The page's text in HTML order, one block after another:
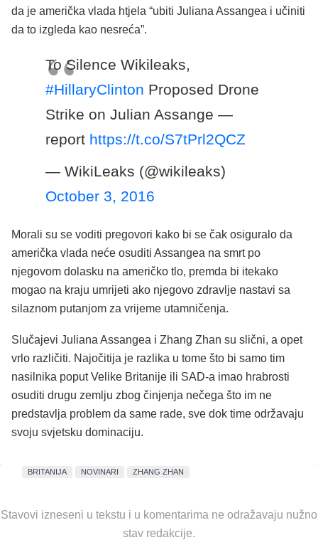
da je američka vlada htjela “ubiti Juliana Assangea i učiniti
da to izgleda kao nesreća”.
To Silence Wikileaks,
#HillaryClinton Proposed Drone
Strike on Julian Assange —
report https://t.co/S7tPrl2QCZ
— WikiLeaks (@wikileaks)
October 3, 2016
Morali su se voditi pregovori kako bi se čak osiguralo da
američka vlada neće osuditi Assangea na smrt po
njegovom dolasku na američko tlo, premda bi itekako
mogao na kraju umrijeti ako njegovo zdravlje nastavi sa
silaznom putanjom za vrijeme utamničenja.
Slučajevi Juliana Assangea i Zhang Zhan su slični, a opet
vrlo različiti. Najočitija je razlika u tome što bi samo tim
nasilnika poput Velike Britanije ili SAD-a imao hrabrosti
osuditi drugu zemlju zbog činjenja nečega što im ne
predstavlja problem da same rade, sve dok time održavaju
svoju svjetsku dominaciju.
BRITANIJA NOVINARI ZHANG ZHAN
Stavovi izneseni u tekstu i u komentarima ne odražavaju nužno
stav redakcije.